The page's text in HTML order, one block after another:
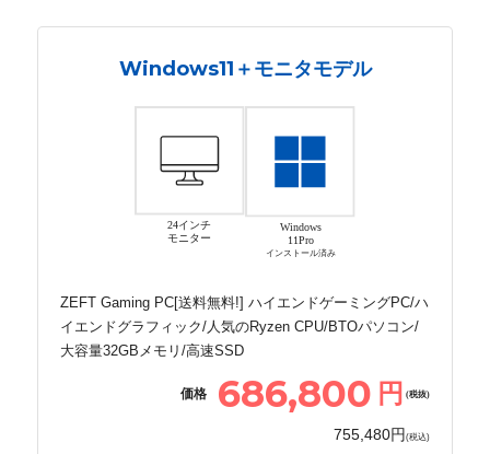
Windows11＋モニタモデル
24インチ
モニター
Windows
11Pro
インストール済み
ZEFT Gaming PC[送料無料!] ハイエンドゲーミングPC/ハ
イエンドグラフィック/人気のRyzen CPU/BTOパソコン/
大容量32GBメモリ/高速SSD
価格 686,800 円 (税抜)
755,480円(税込)